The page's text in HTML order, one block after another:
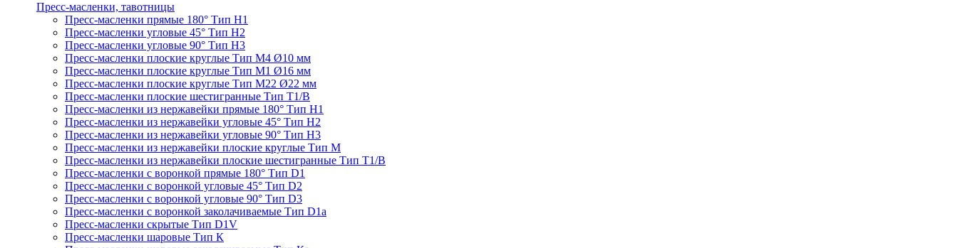
Пресс-масленки, тавотницы
Пресс-масленки прямые 180° Тип H1
Пресс-масленки угловые 45° Тип H2
Пресс-масленки угловые 90° Тип H3
Пресс-масленки плоские круглые Тип M4 Ø10 мм
Пресс-масленки плоские круглые Тип M1 Ø16 мм
Пресс-масленки плоские круглые Тип M22 Ø22 мм
Пресс-масленки плоские шестигранные Тип T1/B
Пресс-масленки из нержавейки прямые 180° Тип H1
Пресс-масленки из нержавейки угловые 45° Тип H2
Пресс-масленки из нержавейки угловые 90° Тип H3
Пресс-масленки из нержавейки плоские круглые Тип M
Пресс-масленки из нержавейки плоские шестигранные Тип T1/B
Пресс-масленки с воронкой прямые 180° Тип D1
Пресс-масленки с воронкой угловые 45° Тип D2
Пресс-масленки с воронкой угловые 90° Тип D3
Пресс-масленки с воронкой заколачиваемые Тип D1a
Пресс-масленки скрытые Тип D1V
Пресс-масленки шаровые Тип К